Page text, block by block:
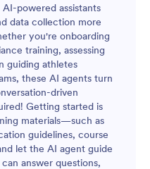
powered assistants
data collection more
you're onboarding
training, assessing
guiding athletes
these AI agents turn
driven
Getting started is
materials—such as
guidelines, course
let the AI agent guide
answer questions,